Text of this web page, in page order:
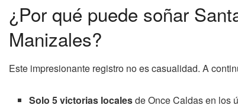
¿Por qué puede soñar
Manizales?
Este impresionante registro no es casualidad. A
Solo 5 victorias localesde Once Caldas en los